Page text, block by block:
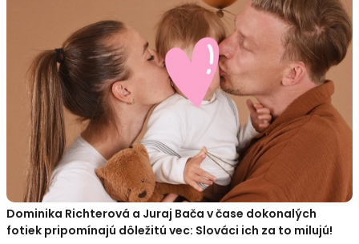
Dominika Richterová a Juraj Bača v čase dokonalých
fotiek pripomínajú dôležitú vec: Slováci ich za to milujú!